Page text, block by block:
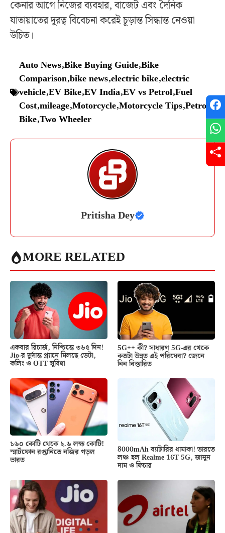
কেনার আগে নিজের ব্যবহার, বাজেট এবং দৈনিক
যাতায়াতের দূরত্ব বিবেচনা করেই চূড়ান্ত সিদ্ধান্ত নেওয়া
উচিত।
Auto News,Bike Buying Guide,Bike
Comparison,bike news,electric bike,electric
vehicle,EV Bike,EV India,EV vs Petrol,Fuel
Cost,mileage,Motorcycle,Motorcycle Tips,Petrol
Bike,Two Wheeler
Pritisha Dey
MORE RELATED
একবার রিচার্জ, নিশ্চিন্তে ৩৬৫ দিন!
Jio-র দুর্দান্ত প্ল্যানে মিলছে ডেটা,
কলিং ও OTT সুবিধা
5G++ কী? সাধারণ 5G-এর থেকে
কতটা উন্নত এই পরিষেবা? জেনে
নিন বিস্তারিত
১৬০ কোটি থেকে ২.৬ লক্ষ কোটি!
স্মার্টফোন রপ্তানিতে নজির গড়ল
ভারত
8000mAh ব্যাটারির ধামাকা! ভারতে
লঞ্চ হল Realme 16T 5G, জানুন
দাম ও ফিচার